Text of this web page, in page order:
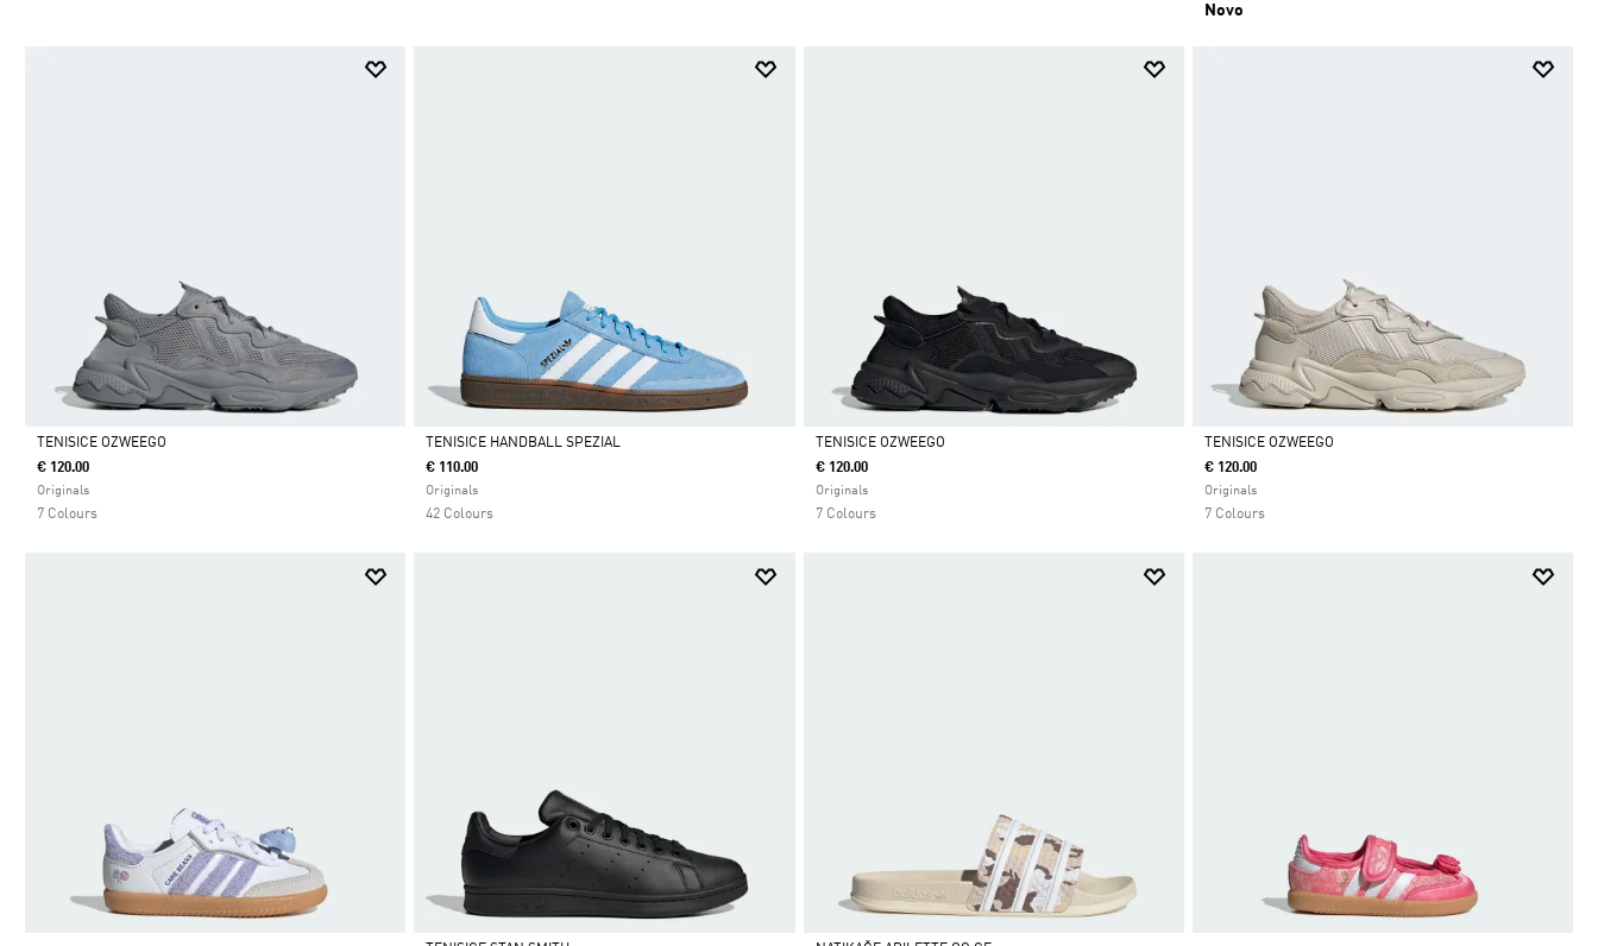
Novo
Da
TENISICE OZWEEGO
€ 120.00
Originals
7 Colours
Da
TENISICE HANDBALL SPEZIAL
€ 110.00
Originals
42 Colours
Da
TENISICE OZWEEGO
€ 120.00
Originals
7 Colours
Da
TENISICE OZWEEGO
€ 120.00
Originals
7 Colours